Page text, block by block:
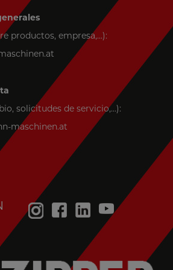
productos, empresa,...):
solicitudes de servicio,...):
maschinen.at